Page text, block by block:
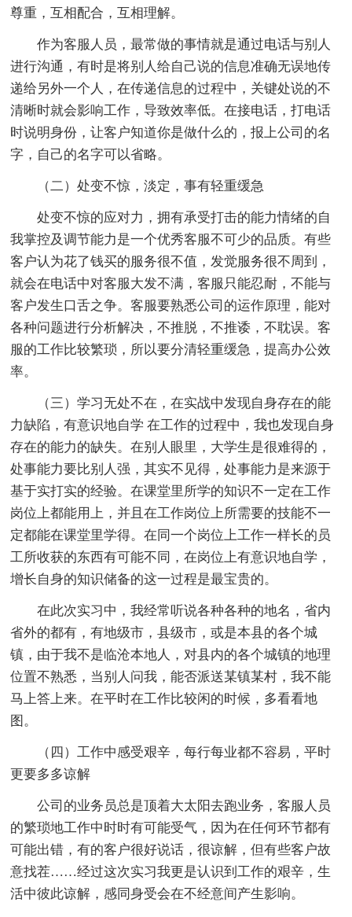
尊重，互相配合，互相理解。
作为客服人员，最常做的事情就是通过电话与别人
进行沟通，有时是将别人给自己说的信息准确无误地传
递给另外一个人，在传递信息的过程中，关键处说的不
清晰时就会影响工作，导致效率低。在接电话，打电话
时说明身份，让客户知道你是做什么的，报上公司的名
字，自己的名字可以省略。
（二）处变不惊，淡定，事有轻重缓急
处变不惊的应对力，拥有承受打击的能力情绪的自
我掌控及调节能力是一个优秀客服不可少的品质。有些
客户认为花了钱买的服务很不值，发觉服务很不周到，
就会在电话中对客服大发不满，客服只能忍耐，不能与
客户发生口舌之争。客服要熟悉公司的运作原理，能对
各种问题进行分析解决，不推脱，不推诿，不耽误。客
服的工作比较繁琐，所以要分清轻重缓急，提高办公效
率。
（三）学习无处不在，在实战中发现自身存在的能
力缺陷，有意识地自学 在工作的过程中，我也发现自身
存在的能力的缺失。在别人眼里，大学生是很难得的，
处事能力要比别人强，其实不见得，处事能力是来源于
基于实打实的经验。在课堂里所学的知识不一定在工作
岗位上都能用上，并且在工作岗位上所需要的技能不一
定都能在课堂里学得。在同一个岗位上工作一样长的员
工所收获的东西有可能不同，在岗位上有意识地自学，
增长自身的知识储备的这一过程是最宝贵的。
在此次实习中，我经常听说各种各种的地名，省内
省外的都有，有地级市，县级市，或是本县的各个城
镇，由于我不是临沧本地人，对县内的各个城镇的地理
位置不熟悉，当别人问我，能否派送某镇某村，我不能
马上答上来。在平时在工作比较闲的时候，多看看地
图。
（四）工作中感受艰辛，每行每业都不容易，平时
更要多多谅解
公司的业务员总是顶着大太阳去跑业务，客服人员
的繁琐地工作中时时有可能受气，因为在任何环节都有
可能出错，有的客户很好说话，很谅解，但有些客户故
意找茬……经过这次实习我更是认识到工作的艰辛，生
活中彼此谅解，感同身受会在不经意间产生影响。